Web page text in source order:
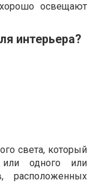
освещают
интерьера?
света, который
одного или
расположенных